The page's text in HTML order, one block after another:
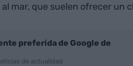
mar, que suelen ofrecer un
preferida de Google de
de actualidad